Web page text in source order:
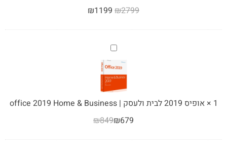
i5-
8GB
240GB
SSD+500GB
WINDOWS
10
PRO
₪2799
₪1199
אופיס
2019
לבית
ולעסק
office
2019
1
×אופיס 2019 לבית ולעסק | office 2019 Home & Business
₪679
₪849